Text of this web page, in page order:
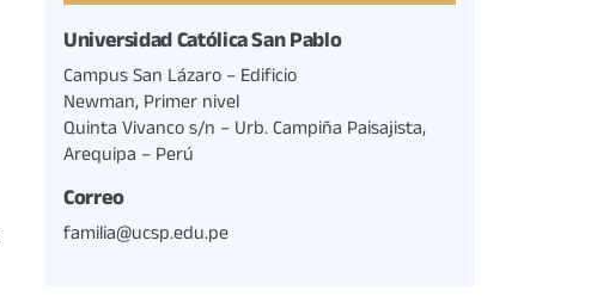
Universidad Católica San Pablo
Campus San Lázaro – Edificio
Newman, Primer nivel
Quinta Vivanco s/n – Urb. Campiña Paisajista,
Arequipa – Perú
Correo
familia@ucsp.edu.pe